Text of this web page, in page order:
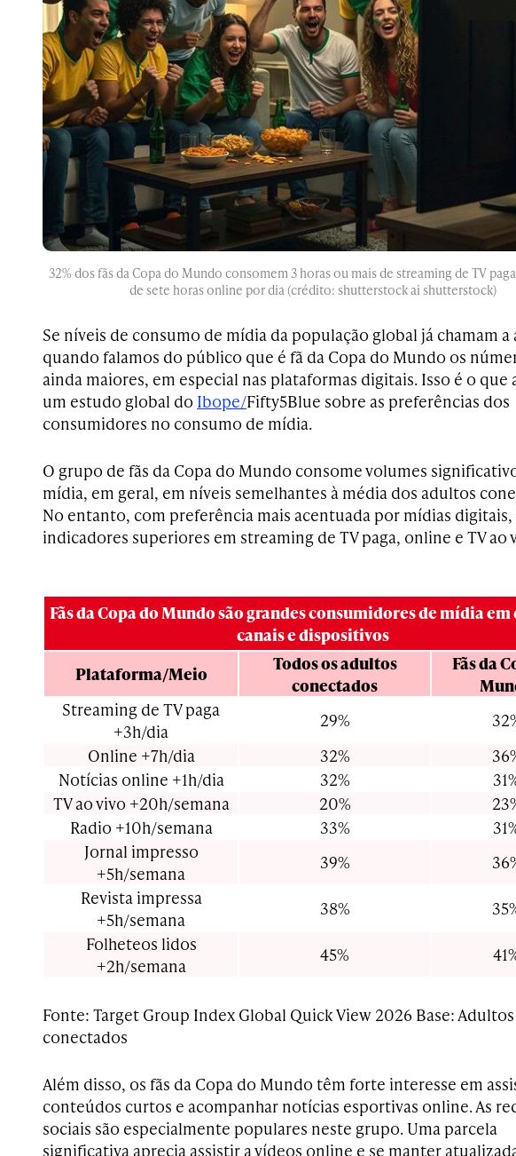
32% dos fãs da Copa do Mundo consomem 3 horas ou mais de streaming de TV
de sete horas online por dia (crédito: shutterstock ai shutterstock)
Se níveis de consumo de mídia da população global já chamam a
quando falamos do público que é fã da Copa do Mundo os
ainda maiores, em especial nas plataformas digitais. Isso é o que
um estudo global do Ibope/Fifty5Blue sobre as preferências dos
consumidores no consumo de mídia.
O grupo de fãs da Copa do Mundo consome volumes
mídia, em geral, em níveis semelhantes à média dos adultos
No entanto, com preferência mais acentuada por mídias
indicadores superiores em streaming de TV paga, online e TV ao
Fãs da Copa do Mundo são grandes consumidores de mídia
canais e dispositivos
Plataforma/Meio
Todos os adultos
conectados
Fãsda
Streaming de TV paga
+3h/dia
29%
Online +7h/dia
32%
Notícias online +1h/dia
32%
TV ao vivo +20h/semana
20%
Radio +10h/semana
33%
Jornal impresso
+5h/semana
39%
Revista impressa
+5h/semana
38%
Folheteos lidos
+2h/semana
45%
Fonte: Target Group Index Global Quick View 2026 Base: Adultos
conectados
Além disso, os fãs da Copa do Mundo têm forte interesse em
conteúdos curtos e acompanhar notícias esportivas online. As
sociais são especialmente populares neste grupo. Uma parcela
significativa aprecia assistir a vídeos online e se manter